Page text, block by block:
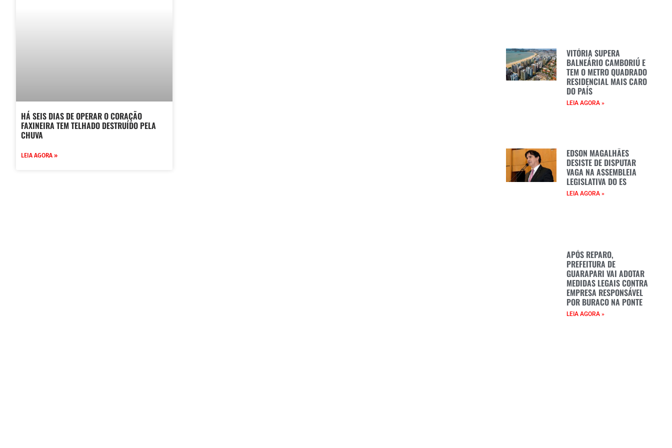
HÁ SEIS DIAS DE OPERAR O CORAÇÃO
FAXINEIRA TEM TELHADO DESTRUÍDO PELA
CHUVA
LEIA AGORA »
VITÓRIA SUPERA
BALNEÁRIO CAMBORIÚ E
TEM O METRO QUADRADO
RESIDENCIAL MAIS CARO
DO PAÍS
LEIA AGORA »
EDSON MAGALHÃES
DESISTE DE DISPUTAR
VAGA NA ASSEMBLEIA
LEGISLATIVA DO ES
LEIA AGORA »
APÓS REPARO,
PREFEITURA DE
GUARAPARI VAI ADOTAR
MEDIDAS LEGAIS CONTRA
EMPRESA RESPONSÁVEL
POR BURACO NA PONTE
LEIA AGORA »